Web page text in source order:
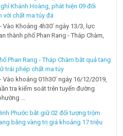
Khánh Hoàng, phát hiện 09 đối
với chất ma túy đá
Vào Khoảng 4h30’ ngày 13/3, lực
thành phố Phan Rang - Tháp Chàm,
Phan Rang - Tháp Chàm bắt quả tang
trái phép chất ma túy
Vào khoảng 01h30’ ngày 16/12/2019,
tra kiểm soát trên tuyến đường
...
Phước bắt giữ 02 đối tượng trộm
bằng vàng trị giá khoảng 17 triệu